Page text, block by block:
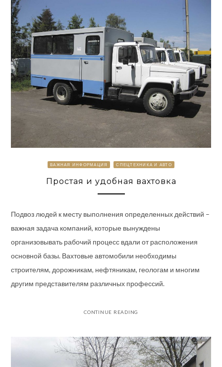
ВАЖНАЯ ИНФОРМАЦИЯ СПЕЦТЕХНИКА И АВТО
Простая и удобная вахтовка
Подвоз людей к месту выполнения определенных действий –
важная задача компаний, которые вынуждены
организовывать рабочий процесс вдали от расположения
основной базы. Вахтовые автомобили необходимы
строителям, дорожникам, нефтяникам, геологам и многим
другим представителям различных профессий.
CONTINUE READING